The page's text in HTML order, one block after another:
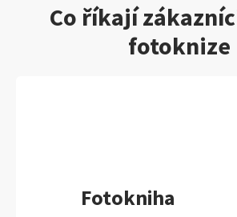
Co říkají
fotoknize
Fotokniha